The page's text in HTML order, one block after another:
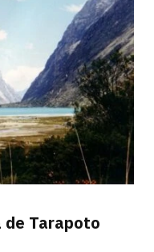
Tarapoto